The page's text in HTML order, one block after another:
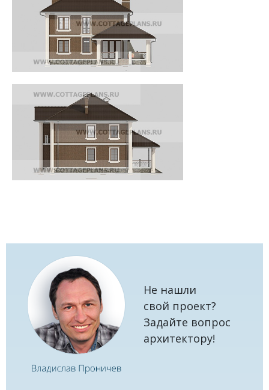
Не нашли
свой проект?
Задайте вопрос
архитектору!